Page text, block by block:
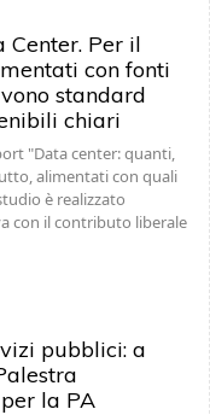
Per il
con fonti
standard
chiari
"Data center: quanti,
alimentati con quali
è realizzato
con il contributo liberale
pubblici: a
la PA